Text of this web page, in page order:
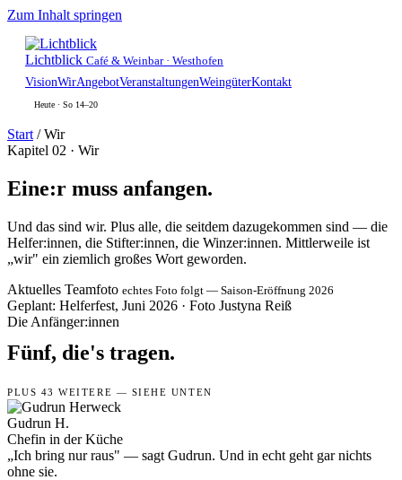
Zum Inhalt springen
Lichtblick Café & Weinbar · Westhofen
VisionWirAngebotVeranstaltungenWeingüterKontakt
Heute · So 14–20
Start / Wir
Kapitel 02 · Wir
Eine:r muss anfangen.
Und das sind wir. Plus alle, die seitdem dazu­gekommen sind — die
Helfer:innen, die Stifter:innen, die Winzer:innen. Mittlerweile ist
„wir" ein ziemlich großes Wort geworden.
Aktuelles Teamfoto echtes Foto folgt — Saison-Eröffnung 2026
Geplant: Helferfest, Juni 2026 · Foto Justyna Reiß
Die Anfänger:innen
Fünf, die's tragen.
PLUS 43 WEITERE — SIEHE UNTEN
Gudrun H.
Chefin in der Küche
„Ich bring nur raus" — sagt Gudrun. Und in echt geht gar nichts
ohne sie.